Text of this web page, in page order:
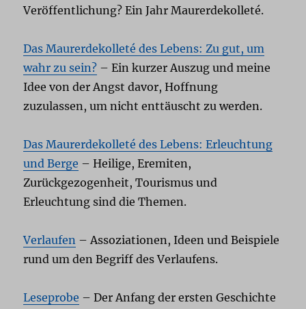
Veröffentlichung? Ein Jahr Maurerdekolleté.
Das Maurerdekolleté des Lebens: Zu gut, um
wahr zu sein? – Ein kurzer Auszug und meine
Idee von der Angst davor, Hoffnung
zuzulassen, um nicht enttäuscht zu werden.
Das Maurerdekolleté des Lebens: Erleuchtung
und Berge – Heilige, Eremiten,
Zurückgezogenheit, Tourismus und
Erleuchtung sind die Themen.
Verlaufen – Assoziationen, Ideen und Beispiele
rund um den Begriff des Verlaufens.
Leseprobe – Der Anfang der ersten Geschichte